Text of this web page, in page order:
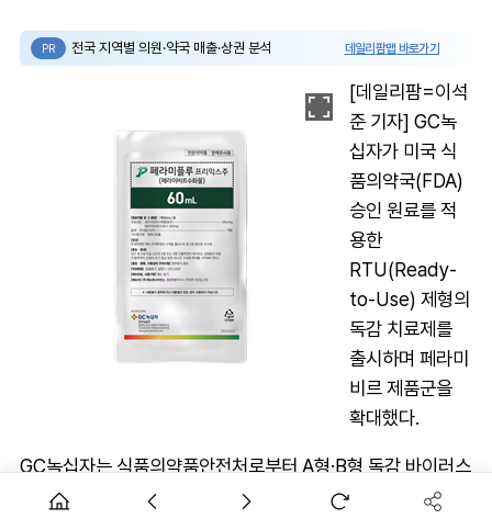
PR 전국 지역별 의원·약국 매출·상권 분석 데일리팜맵 바로가기
[데일리팜=이석
준 기자] GC녹
십자가 미국 식
품의약국(FDA)
승인 원료를 적
용한
RTU(Ready-
to-Use) 제형의
독감 치료제를
출시하며 페라미
비르 제품군을
확대했다.
GC녹십자는 식품의약품안전처로부터 A형·B형 독감 바이러스
감염증 치료제 '페라미플루프리믹스주'의 허가 변경 승인을 받